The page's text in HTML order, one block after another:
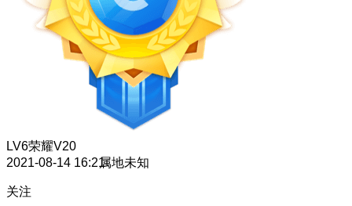
LV6荣耀V20
2021-08-14 16:21属地未知
关注